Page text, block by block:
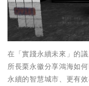
在「實踐永續未來」的
所長栗永徽分享鴻海如
永續的智慧城市、更有